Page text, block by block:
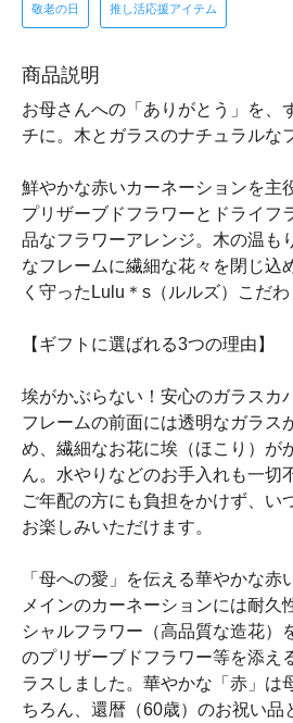
敬老の日 推し活応援アイテム
商品説明
お母さんへの「ありがとう」を、
チに。木とガラスのナチュラルな
鮮やかな赤いカーネーションを主
プリザーブドフラワーとドライフ
品なフラワーアレンジ。木の温も
なフレームに繊細な花々を閉じ込
く守ったLulu＊s（ルルズ）こだわ
【ギフトに選ばれる3つの理由】
埃がかぶらない！安心のガラスカ
フレームの前面には透明なガラス
め、繊細なお花に埃（ほこり）が
ん。水やりなどのお手入れも一切
ご年配の方にも負担をかけず、い
お楽しみいただけます。
「母への愛」を伝える華やかな赤
メインのカーネーションには耐久
シャルフラワー（高品質な造花）
のプリザーブドフラワー等を添え
ラスしました。華やかな「赤」は
ちろん、還暦（60歳）のお祝い品